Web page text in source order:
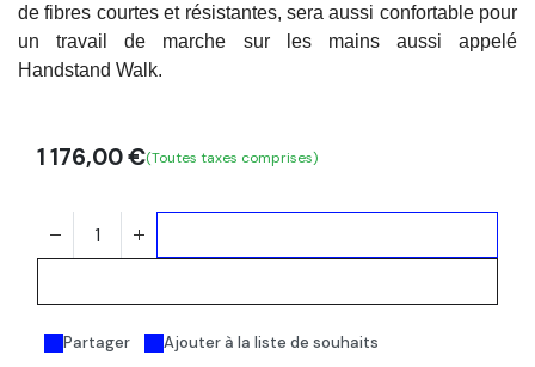
de fibres courtes et résistantes, sera aussi confortable pour
un travail de marche sur les mains aussi appelé
Handstand Walk.
Partager Ajouter à la liste de souhaits
1 176,00€(Toutes taxes comprises)